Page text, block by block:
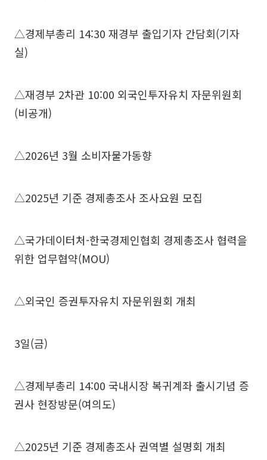
△경제부총리 14:30 재경부 출입기자 간담회(기자
실)
△재경부 2차관 10:00 외국인투자유치 자문위원회
(비공개)
△2026년 3월 소비자물가동향
△2025년 기준 경제총조사 조사요원 모집
△국가데이터처-한국경제인협회 경제총조사 협력을
위한 업무협약(MOU)
△외국인 증권투자유치 자문위원회 개최
3일(금)
△경제부총리 14:00 국내시장 복귀계좌 출시기념 증
권사 현장방문(여의도)
△2025년 기준 경제총조사 권역별 설명회 개최